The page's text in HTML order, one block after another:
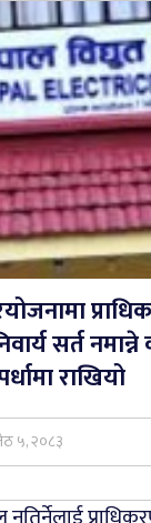
सर्त
राखियो
५, २०८३